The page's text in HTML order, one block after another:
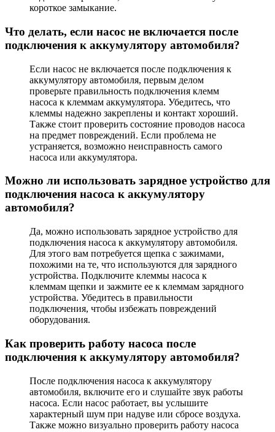
короткое замыкание.
Что делать, если насос не включается после
подключения к аккумулятору автомобиля?
Если насос не включается после подключения к
аккумулятору автомобиля, первым делом
проверьте правильность подключения клемм
насоса к клеммам аккумулятора. Убедитесь, что
клеммы надежно закреплены и контакт хороший.
Также стоит проверить состояние проводов насоса
на предмет повреждений. Если проблема не
устраняется, возможно неисправность самого
насоса или аккумулятора.
Можно ли использовать зарядное устройство для
подключения насоса к аккумулятору
автомобиля?
Да, можно использовать зарядное устройство для
подключения насоса к аккумулятору автомобиля.
Для этого вам потребуется щепка с зажимами,
похожими на те, что используются для зарядного
устройства. Подключите клеммы насоса к
клеммам щепки и зажмите ее к клеммам зарядного
устройства. Убедитесь в правильности
подключения, чтобы избежать повреждений
оборудования.
Как проверить работу насоса после
подключения к аккумулятору автомобиля?
После подключения насоса к аккумулятору
автомобиля, включите его и слушайте звук работы
насоса. Если насос работает, вы услышите
характерный шум при надуве или сбросе воздуха.
Также можно визуально проверить работу насоса